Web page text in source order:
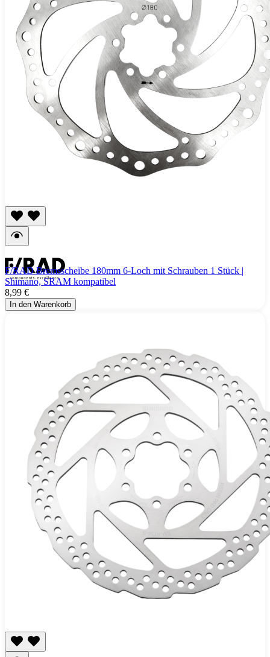
F/RAD Bremsscheibe 180mm 6-Loch mit Schrauben 1 Stück |
Shimano, SRAM kompatibel
8,99 €
In den Warenkorb